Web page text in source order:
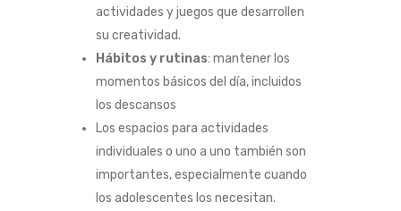
actividades y juegos que desarrollen
su creatividad.
Hábitos y rutinas: mantener los
momentos básicos del día, incluidos
los descansos
Los espacios para actividades
individuales o uno a uno también son
importantes, especialmente cuando
los adolescentes los necesitan.